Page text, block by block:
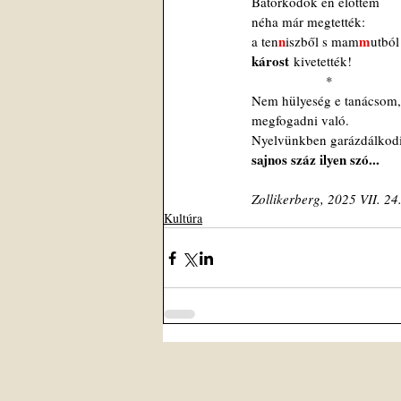
néha már megtették:
a tenniszből s mamm
károst kivetették!
*
Nem hülyeség e tanácsom,
megfogadni való.
Nyelvünkben
sajnos száz ilyen szó...
Zollikerberg, 2025 VII. 24.
Kultúra